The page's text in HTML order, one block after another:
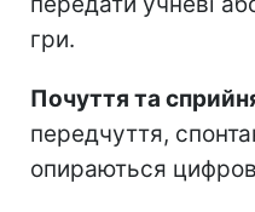
гри.
Почуття та
передчуття,
опираються